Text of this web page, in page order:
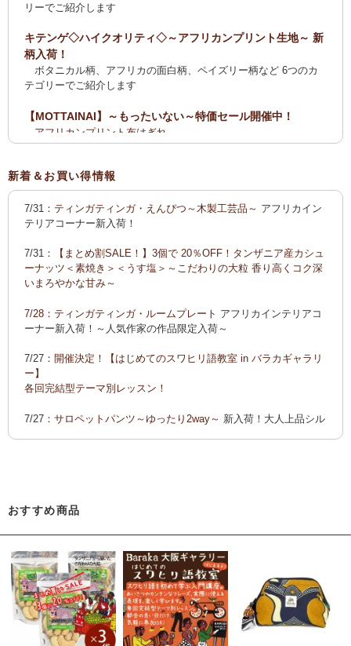
リーでご紹介します
キテンゲ◇ハイクオリティ◇～アフリカンプリント生地～ 新
柄入荷！
ボタニカル柄、アフリカの面白柄、ペイズリー柄など 6つのカ
テゴリーでご紹介します
【MOTTAINAI】～もったいない～特価セール開催中！
アフリカンプリント布はぎれ
ティンガティンガ・アート【会員様シークレットセール】ワケ
【全国送料無料サービス】タンザニア産コーヒー・紅茶・ス
パイス・デーツ・乳香・モリンガ・書籍
2025新刊！「アフリカのむかしばなし〈全3巻〉」
カンガ～アフリカの生活布～ 新柄入荷！〈大判復刻版〉入
荷！
花柄、アフリカの面白柄、ジオメトリック柄など5つのカテゴリ
カンガ 会員様お買い得！
カンガ 人気柄が限定数再入荷！
限
定生産記念カンガ 会員セール中！
「ポイントカーニバル」開催中
◆お買い上げ商品へのご感想をお送り下さると、お買い物に使
えるポイントプレゼント！詳しくは、
新着＆お買い得情報
7/31： ティンガティンガ・えんぴつ～木製工芸品～ アフリカイン
テリアコーナー新入荷！
7/31：
【まとめ割SALE！】3個で 20％OFF！タンザニア産カシュ
ーナッツ＜素焼き＞＜うす塩＞～こだわりの大粒 香り高くコク深
いまろやかな甘み～
7/28： ティンガティンガ・ルームプレート アフリカインテリアコ
ーナー新入荷！～人気作家の作品限定入荷～
7/27： 開催決定！【はじめてのスワヒリ語教室 in バラカギャラリ
ー】
各回完結型テーマ別レッスン！
7/27： サロペットパンツ～ゆったり2way～ 新入荷！大人上品シル
7/21：夏休み開催決定！【アフリカンワークショップ in バラカギ
ャラリー】
「ティンガティンガ・うちわ作り」 「ティンガティンガを描こ
う」
7/21：リバーシブルB4トートバッグ新入荷！
おすすめ商品